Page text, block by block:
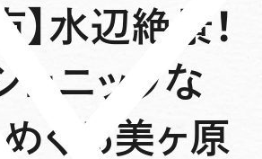
】水辺絶景！
ェニックな
ぐる美ヶ原